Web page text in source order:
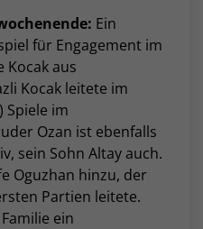
Ein
für Engagement im
Kocak aus
Kocak leitete im
Spiele im
Ozan ist ebenfalls
sein Sohn Altay auch.
Oguzhan hinzu, der
Partien leitete.
ein